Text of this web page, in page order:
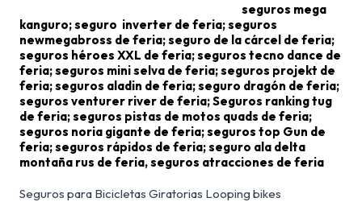
seguros mega
kanguro; seguro inverter de feria; seguros
newmegabross de feria; seguro de la cárcel de feria;
seguros héroes XXL de feria; seguros tecno dance de
feria; seguros mini selva de feria; seguros projekt de
feria; seguros aladin de feria; seguro dragón de feria;
seguros venturer river de feria; Seguros ranking tug
de feria; seguros pistas de motos quads de feria;
seguros noria gigante de feria; seguros top Gun de
feria; seguros rápidos de feria; seguro ala delta
montaña rus de feria, seguros atracciones de feria
Seguros para Bicicletas Giratorias Looping bikes